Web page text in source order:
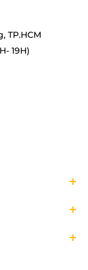
TP.HCM
19H)